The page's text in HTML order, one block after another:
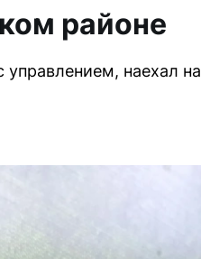
районе
наехал на